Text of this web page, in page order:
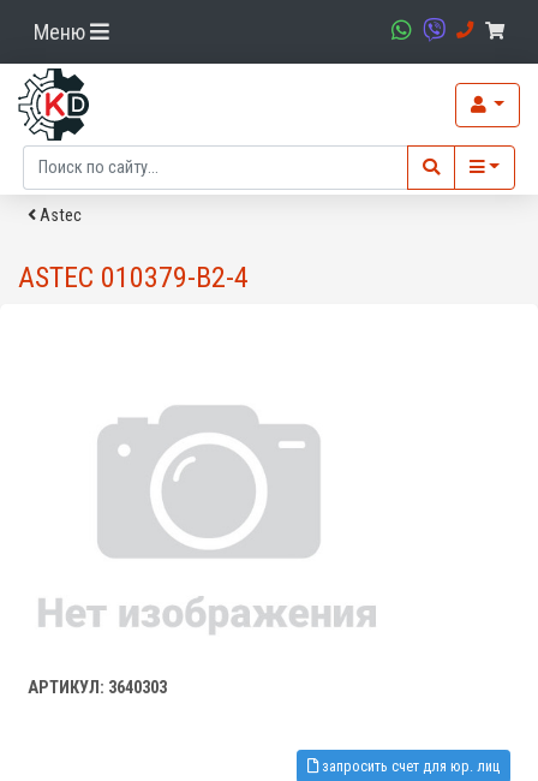
Меню
Asteс
ASTEC 010379-B2-4
АРТИКУЛ: 3640303
запросить счет для юр. лиц